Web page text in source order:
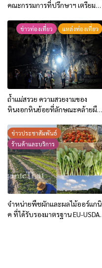
คณะกรรมการที่ปรึกษาฯ เตรียม
หมอกควันและไฟป่า บูรณาการ
การทำงานครอบคลุม 3 จังหวัด
ข่าวท่องเที่ยว แหล่งท่องเที่ยว
ถ้ำแม่สรวย ความสวยงามของ
หินงอกหินย้อยที่ลักษณะคล้ายผืน
ข่าวประชาสัมพันธ์
ร้านค้าและบริการ
จำหน่ายพืชผักและผลไม้ออร์แกนิ
ค ที่ได้รับรองมาตรฐาน EU-USDA-